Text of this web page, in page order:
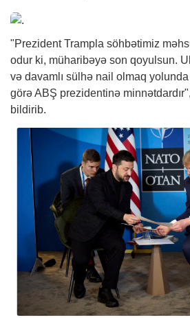
"Prezident Trampla söhbətimiz
odur ki, müharibəyə son qoyulsun.
və davamlı sülhə nail olmaq
görə ABŞ prezidentinə
bildirib.